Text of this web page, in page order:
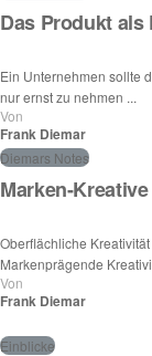
Das Produkt
Ein Unternehmen sollte
nur ernst zu nehmen ...
Von
Frank Diemar
Diemars Notes
Marken-
Oberflächliche
Markenprägende
Von
Frank Diemar
Einblicke